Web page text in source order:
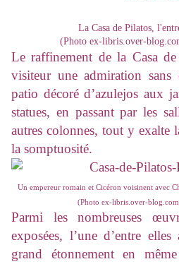
La Casa de Pilatos,
(Photo ex-libris.over-
Le raffinement de la Casa
visiteur une admiration sans
patio décoré d’azulejos aux
statues, en passant par les
autres colonnes, tout y exalte
la somptuosité.
Un empereur romain et Cicéron voisinent avec
(Photo ex-libris.over-
Parmi les nombreuses
exposées, l’une d’entre
grand étonnement en